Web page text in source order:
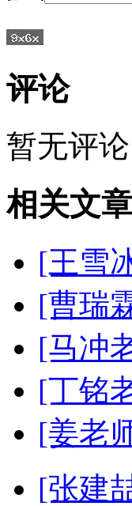
评论
暂无评
相关文
[王雪
[曹瑞
[马冲
[丁铭
[姜老
[张建